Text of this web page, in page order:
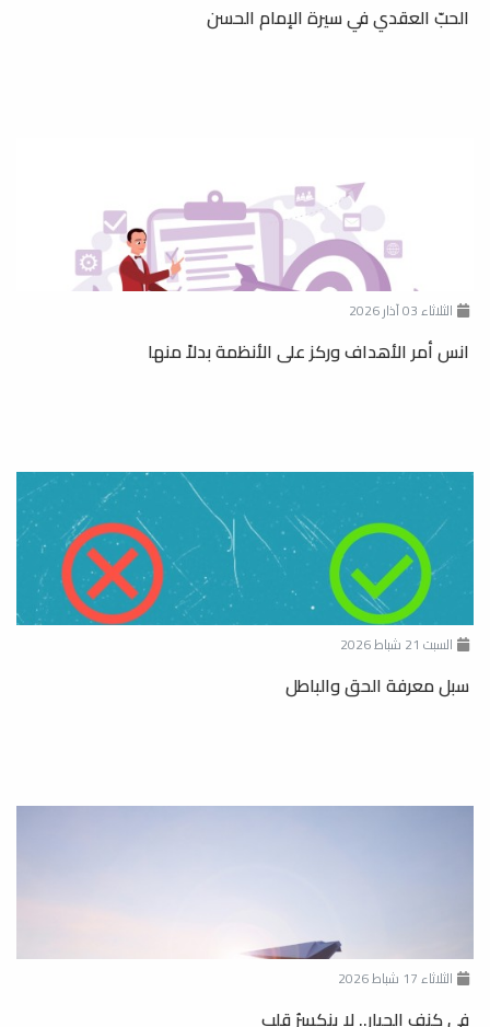
الحبّ العقدي في سيرة الإمام الحسن
الثلاثاء 03 آذار 2026
انس أمر الأهداف وركز على الأنظمة بدلاً منها
السبت 21 شباط 2026
سبل معرفة الحق والباطل
الثلاثاء 17 شباط 2026
في كنف الجبار.. لا ينكسرُ قلب